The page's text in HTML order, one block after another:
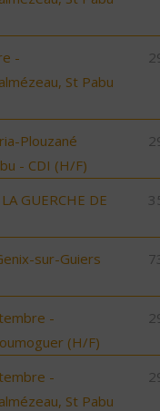
-
St Pabu
Plouzané
- CDI (H/F)
GUERCHE DE
sur-Guiers
-
(H/F)
-
St Pabu